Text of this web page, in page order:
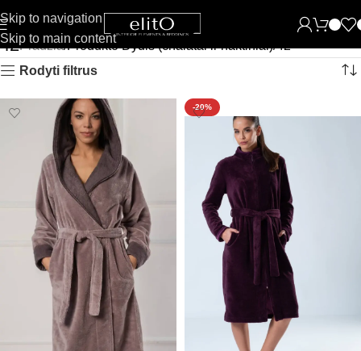
Skip to navigation
Skip to main content
42Pradžia Produkto Dydis (chalatai ir naktiniai) 42
Rodyti filtrus
-20%